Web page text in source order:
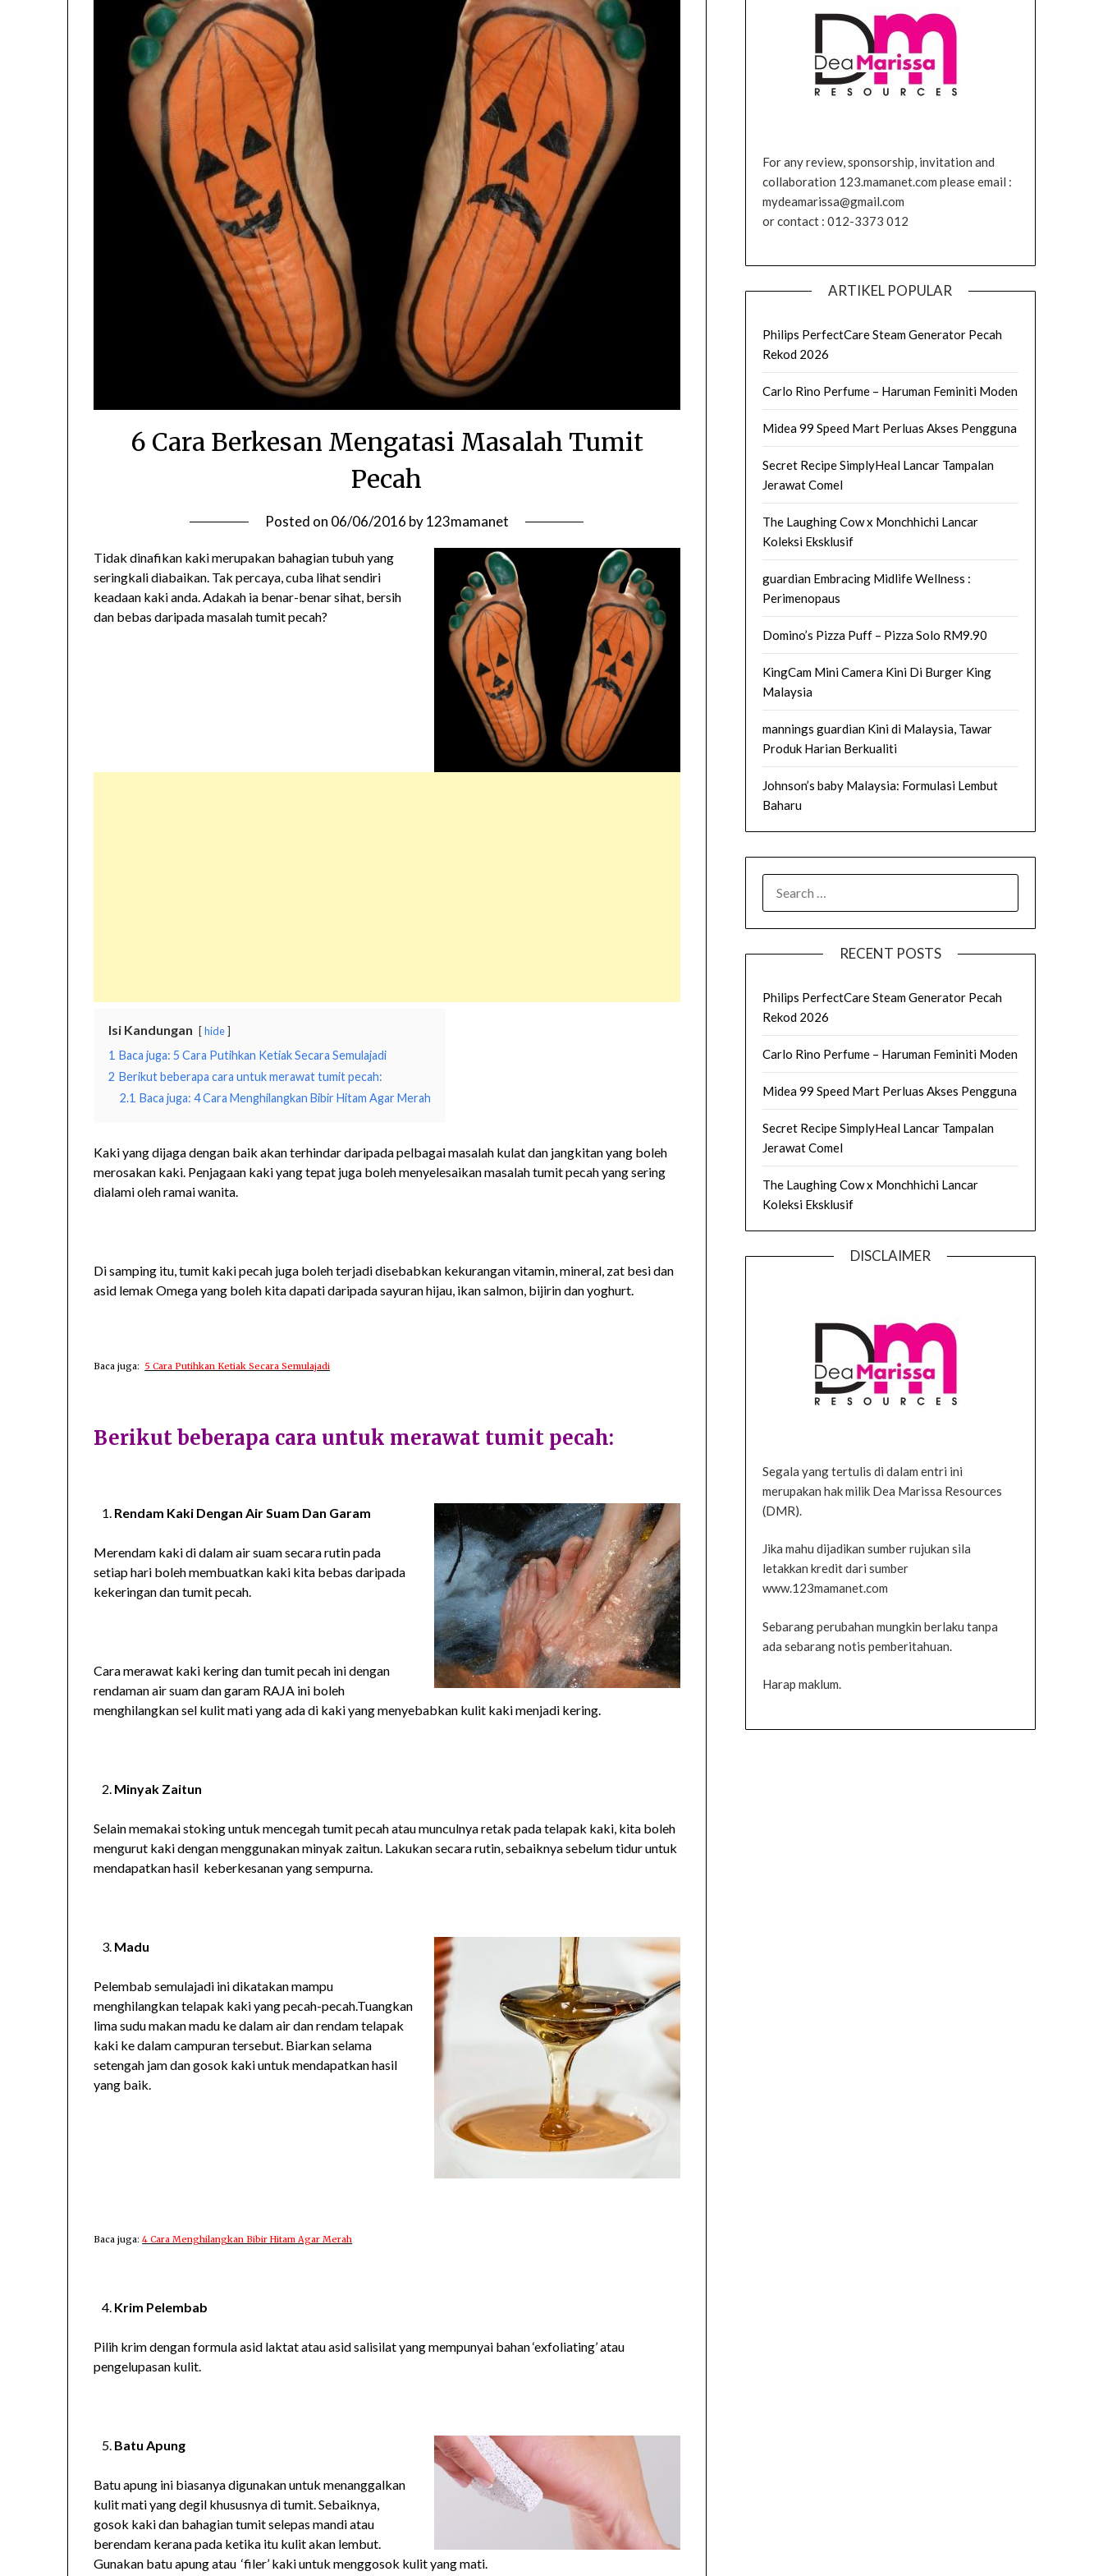
6 Cara Berkesan Mengatasi Masalah Tumit
Pecah
Posted on 06/06/2016 by123mamanet
Tidak dinafikan kaki merupakan bahagian tubuh yang
seringkali diabaikan. Tak percaya, cuba lihat sendiri
keadaan kaki anda. Adakah ia benar-benar sihat, bersih
dan bebas daripada masalah tumit pecah?
Isi Kandungan hide
1 Baca juga: 5 Cara Putihkan Ketiak Secara Semulajadi
2 Berikut beberapa cara untuk merawat tumit pecah:
2.1 Baca juga: 4 Cara Menghilangkan Bibir Hitam Agar Merah
Kaki yang dijaga dengan baik akan terhindar daripada pelbagai masalah kulat dan jangkitan yang boleh
merosakan kaki. Penjagaan kaki yang tepat juga boleh menyelesaikan masalah tumit pecah yang sering
dialami oleh ramai wanita.
Di samping itu, tumit kaki pecah juga boleh terjadi disebabkan kekurangan vitamin, mineral, zat besi dan
asid lemak Omega yang boleh kita dapati daripada sayuran hijau, ikan salmon, bijirin dan yoghurt.
Baca juga: 5 Cara Putihkan Ketiak Secara Semulajadi
Berikut beberapa cara untuk merawat tumit pecah:
Rendam Kaki Dengan Air Suam Dan Garam
Merendam kaki di dalam air suam secara rutin pada
setiap hari boleh membuatkan kaki kita bebas daripada
kekeringan dan tumit pecah.
Cara merawat kaki kering dan tumit pecah ini dengan
rendaman air suam dan garam RAJA ini boleh
menghilangkan sel kulit mati yang ada di kaki yang menyebabkan kulit kaki menjadi kering.
Minyak Zaitun
Selain memakai stoking untuk mencegah tumit pecah atau munculnya retak pada telapak kaki, kita boleh
mengurut kaki dengan menggunakan minyak zaitun. Lakukan secara rutin, sebaiknya sebelum tidur untuk
mendapatkan hasil keberkesanan yang sempurna.
Madu
Pelembab semulajadi ini dikatakan mampu
menghilangkan telapak kaki yang pecah-pecah.Tuangkan
lima sudu makan madu ke dalam air dan rendam telapak
kaki ke dalam campuran tersebut. Biarkan selama
setengah jam dan gosok kaki untuk mendapatkan hasil
yang baik.
Baca juga:4 Cara Menghilangkan Bibir Hitam Agar Merah
Krim Pelembab
Pilih krim dengan formula asid laktat atau asid salisilat yang mempunyai bahan ‘exfoliating’ atau
pengelupasan kulit.
Batu Apung
Batu apung ini biasanya digunakan untuk menanggalkan
kulit mati yang degil khususnya di tumit. Sebaiknya,
gosok kaki dan bahagian tumit selepas mandi atau
berendam kerana pada ketika itu kulit akan lembut.
Gunakan batu apung atau ‘filer’ kaki untuk menggosok kulit yang mati.
For any review, sponsorship, invitation and
collaboration 123.mamanet.com please email :
mydeamarissa@gmail.com
or contact : 012-3373 012
ARTIKEL POPULAR
Philips PerfectCare Steam Generator Pecah
Rekod 2026
Carlo Rino Perfume – Haruman Feminiti Moden
Midea 99 Speed Mart Perluas Akses Pengguna
Secret Recipe SimplyHeal Lancar Tampalan
Jerawat Comel
The Laughing Cow x Monchhichi Lancar
Koleksi Eksklusif
guardian Embracing Midlife Wellness :
Perimenopaus
Domino’s Pizza Puff – Pizza Solo RM9.90
KingCam Mini Camera Kini Di Burger King
Malaysia
mannings guardian Kini di Malaysia, Tawar
Produk Harian Berkualiti
Johnson’s baby Malaysia: Formulasi Lembut
Baharu
FOR:
RECENT POSTS
Philips PerfectCare Steam Generator Pecah
Rekod 2026
Carlo Rino Perfume – Haruman Feminiti Moden
Midea 99 Speed Mart Perluas Akses Pengguna
Secret Recipe SimplyHeal Lancar Tampalan
Jerawat Comel
The Laughing Cow x Monchhichi Lancar
Koleksi Eksklusif
DISCLAIMER
Segala yang tertulis di dalam entri ini
merupakan hak milik Dea Marissa Resources
(DMR).
Jika mahu dijadikan sumber rujukan sila
letakkan kredit dari sumber
www.123mamanet.com
Sebarang perubahan mungkin berlaku tanpa
ada sebarang notis pemberitahuan.
Harap maklum.